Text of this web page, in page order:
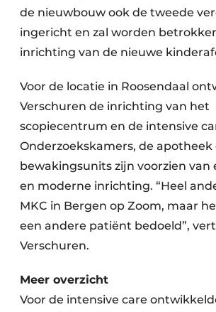
de nieuwbouw ook de tweede
ingericht en zal worden
inrichting van de nieuwe
Voor de locatie in Roosendaal
Verschuren de inrichting van het
scopiecentrum en de intensive
Onderzoekskamers, de apotheek
bewakingsunits zijn voorzien van
en moderne inrichting. “Heel
MKC in Bergen op Zoom, maar
een andere patiënt bedoeld”,
Verschuren.
Meer overzicht
Voor de intensive care